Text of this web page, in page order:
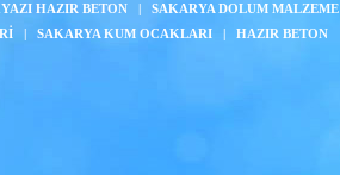
HAZIR BETON| SAKARYA DOLUM MALZEME
| SAKARYA KUM OCAKLARI| HAZIR BETON